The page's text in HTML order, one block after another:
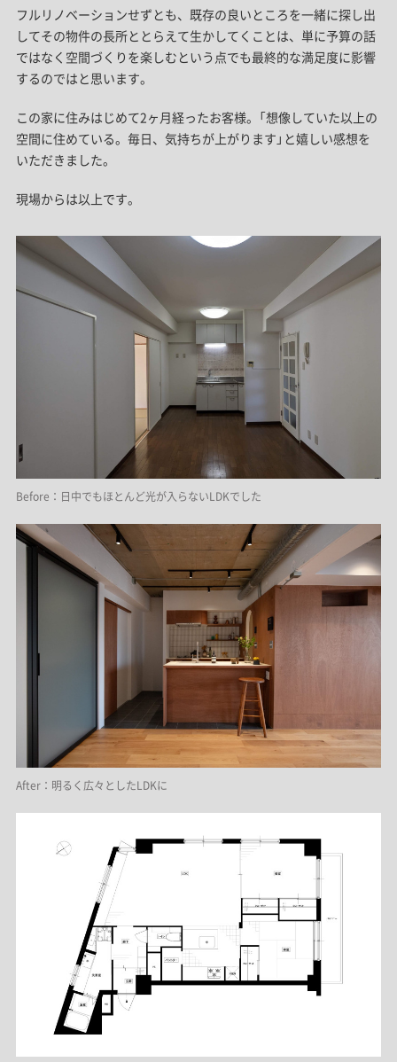
フルリノベーションせずとも、既存の良いところを一緒に探し出
してその物件の長所ととらえて生かしてくことは、単に予算の話
ではなく空間づくりを楽しむという点でも最終的な満足度に影響
するのではと思います。
この家に住みはじめて2ヶ月経ったお客様。「想像していた以上の
空間に住めている。毎日、気持ちが上がります」と嬉しい感想を
いただきました。
現場からは以上です。
Before：日中でもほとんど光が入らないLDKでした
After：明るく広々としたLDKに